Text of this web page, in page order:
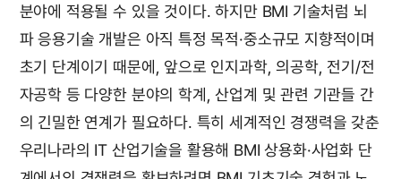
분야에 적용될 수 있을 것이다. 하지만 BMI 기술처럼 뇌
파 응용기술 개발은 아직 특정 목적·중소규모 지향적이며
초기 단계이기 때문에, 앞으로 인지과학, 의공학, 전기/전
자공학 등 다양한 분야의 학계, 산업계 및 관련 기관들 간
의 긴밀한 연계가 필요하다. 특히 세계적인 경쟁력을 갖춘
우리나라의 IT 산업기술을 활용해 BMI 상용화·사업화 단